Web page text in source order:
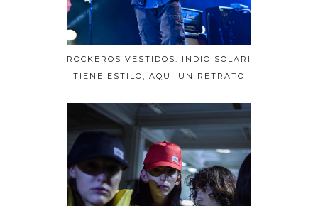
ROCKEROS VESTIDOS: INDIO SOLARI
TIENE ESTILO, AQUÍ UN RETRATO